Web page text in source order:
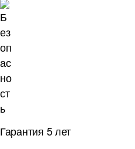
Гарантия 5 лет